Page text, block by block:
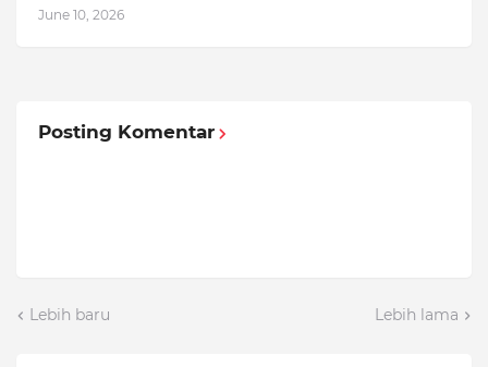
June 10, 2026
Posting Komentar
Lebih baru Lebih lama